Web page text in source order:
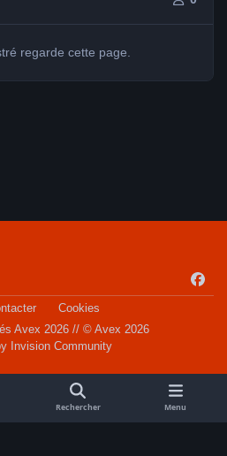
regarde cette page.
a
o
k
Cookies
Avex 2026 // © Avex 2026
Invision Community
Rechercher Menu